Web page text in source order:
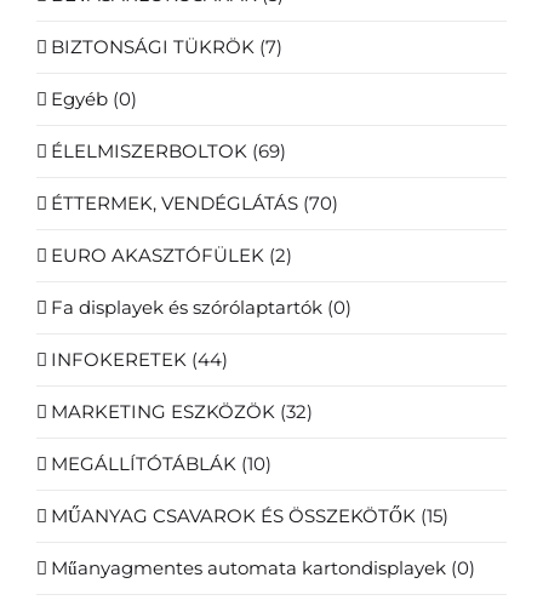
BIZTONSÁGI TÜKRÖK (7)
Egyéb (0)
ÉLELMISZERBOLTOK (69)
ÉTTERMEK, VENDÉGLÁTÁS (70)
EURO AKASZTÓFÜLEK (2)
Fa displayek és szórólaptartók (0)
INFOKERETEK (44)
MARKETING ESZKÖZÖK (32)
MEGÁLLÍTÓTÁBLÁK (10)
MŰANYAG CSAVAROK ÉS ÖSSZEKÖTŐK (15)
Műanyagmentes automata kartondisplayek (0)